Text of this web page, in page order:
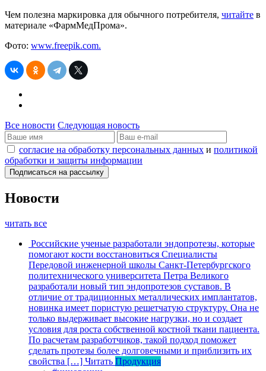
Чем полезна маркировка для обычного потребителя, читайте в
материале «ФармМедПрома».
Фото: www.freepik.com.
Все новости Следующая новость
согласие на обработку персональных данных и политикой
обработки и защиты информации
Новости
читать все
Российские ученые разработали эндопротезы, которые
помогают кости восстановиться Специалисты
Передовой инженерной школы Санкт-Петербургского
политехнического университета Петра Великого
разработали новый тип эндопротезов суставов. В
отличие от традиционных металлических имплантатов,
новинка имеет пористую решетчатую структуру. Она не
только выдерживает высокие нагрузки, но и создает
условия для роста собственной костной ткани пациента.
По расчетам разработчиков, такой подход поможет
сделать протезы более долговечными и приблизить их
свойства […] Читать Продукция